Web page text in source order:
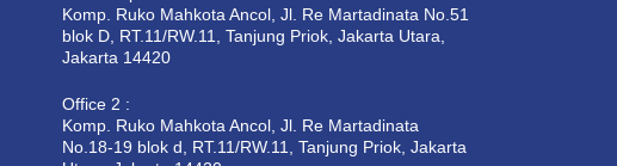
Komp. Ruko Mahkota Ancol, Jl. Re Martadinata No.51
blok D, RT.11/RW.11, Tanjung Priok, Jakarta Utara,
Jakarta 14420
Office 2 :
Komp. Ruko Mahkota Ancol, Jl. Re Martadinata
No.18-19 blok d, RT.11/RW.11, Tanjung Priok, Jakarta